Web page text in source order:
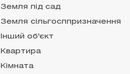
Земля під сад
Земля сільгосппризначення
Інший об'єкт
Квартира
Кімната